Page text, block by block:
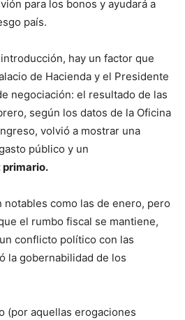
para los bonos y ayudará a
país.
hay un factor que
de Hacienda y el Presidente
negociación: el resultado de las
según los datos de la Oficina
volvió a mostrar una
público y un
notables como las de enero, pero
el rumbo fiscal se mantiene,
conflicto político con las
la gobernabilidad de los
(por aquellas erogaciones